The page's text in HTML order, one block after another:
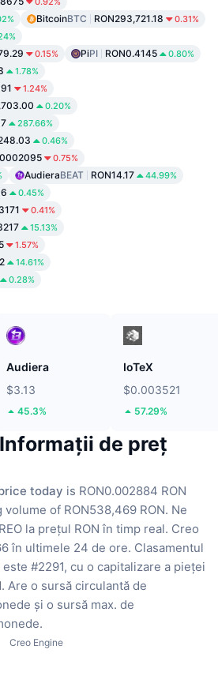
BitcoinBTC RON293,721.18 0.31%
0.15% PiPI RON0.4145 0.80%
1.78%
1.24%
0.20%
287.66%
0.46%
0.75%
AudieraBEAT RON14.17 44.99%
0.45%
0.41%
15.13%
1.57%
14.61%
0.28%
Audiera
$3.13
45.3%
IoTeX
$0.003521
57.29%
de preț
today is RON0.002884 RON
of RON538,469 RON. Ne
la prețul RON în timp real. Creo
în ultimele 24 de ore. Clasamentul
#2291, cu o capitalizare a pieței
Are o sursă circulantă de
și o sursă max. de
Creo Engine